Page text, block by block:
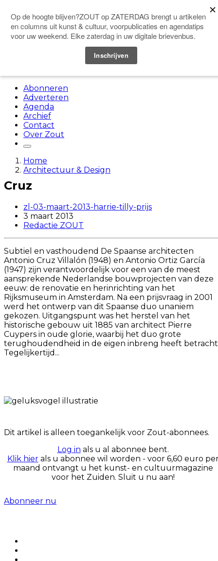
Doneer
Abonneren
Adverteren
Agenda
Archief
Contact
Over Zout
Home
Architectuur & Design
Cruz
zl-03-maart-2013-harrie-tilly-prijs
3 maart 2013
Redactie ZOUT
Subtiel en vasthoudend De Spaanse architecten
Antonio Cruz Villalón (1948) en Antonio Ortiz García
(1947) zijn verantwoordelijk voor een van de meest
aansprekende Nederlandse bouwprojecten van deze
eeuw: de renovatie en herinrichting van het
Rijksmuseum in Amsterdam. Na een prijsvraag in 2001
werd het ontwerp van dit Spaanse duo unaniem
gekozen. Uitgangspunt was het herstel van het
historische gebouw uit 1885 van architect Pierre
Cuypers in oude glorie, waarbij het duo grote
terughoudendheid in de eigen inbreng heeft
Tegelijkertijd...
Dit artikel is alleen toegankelijk voor Zout-abonnees.
Log in als u al abonnee bent.
Klik hierals u abonnee wil worden - voor 6,60 euro
maand ontvangt u het kunst- en cultuurmagazine
voor het Zuiden. Sluit u nu aan!
Abonneer nu